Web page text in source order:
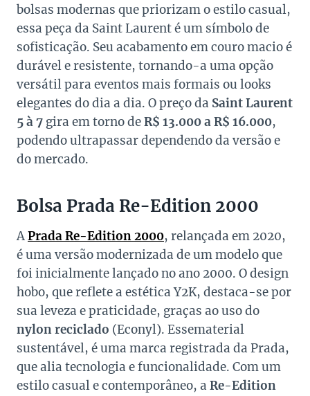
bolsas modernas que priorizam o estilo casual,
essa peça da Saint Laurent é um símbolo de
sofisticação. Seu acabamento em couro macio é
durável e resistente, tornando-a uma opção
versátil para eventos mais formais ou looks
elegantes do dia a dia. O preço da Saint Laurent
5 à 7 gira em torno deR$ 13.000 a R$ 16.000,
podendo ultrapassar dependendo da versão e
do mercado.
Bolsa Prada Re-Edition 2000
APrada Re-Edition 2000, relançada em 2020,
é uma versão modernizada de um modelo que
foi inicialmente lançado no ano 2000. O design
hobo, que reflete a estética Y2K, destaca-se por
sua leveza e praticidade, graças ao uso do
nylon reciclado (Econyl). Essematerial
sustentável, é uma marca registrada da Prada,
que alia tecnologia e funcionalidade. Com um
estilo casual e contemporâneo, a Re-Edition